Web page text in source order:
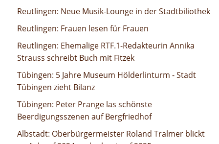
Neue Musik-Lounge in der Stadtbiliothek
Reutlingen: Neue Musik-Lounge in der Stadtbiliothek
Frauen lesen für Frauen
Reutlingen: Frauen lesen für Frauen
Ehemalige RTF.1-Redakteurin Annika Strauss schreibt
Buch mit Fitzek
Reutlingen: Ehemalige RTF.1-Redakteurin Annika
Strauss schreibt Buch mit Fitzek
5 Jahre Museum Hölderlinturm - Stadt Tübingen zieht
Bilanz
Tübingen: 5 Jahre Museum Hölderlinturm - Stadt
Tübingen zieht Bilanz
Peter Prange las schönste Beerdigungsszenen auf
Bergfriedhof
Tübingen: Peter Prange las schönste
Beerdigungsszenen auf Bergfriedhof
Oberbürgermeister Roland Tralmer blickt zurück auf 2024
Albstadt: Oberbürgermeister Roland Tralmer blickt